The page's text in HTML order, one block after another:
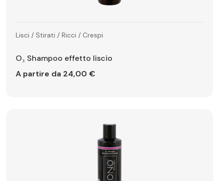
Lisci / Stirati / Ricci / Crespi
O₃ Shampoo effetto liscio
A partire da 24,00 €